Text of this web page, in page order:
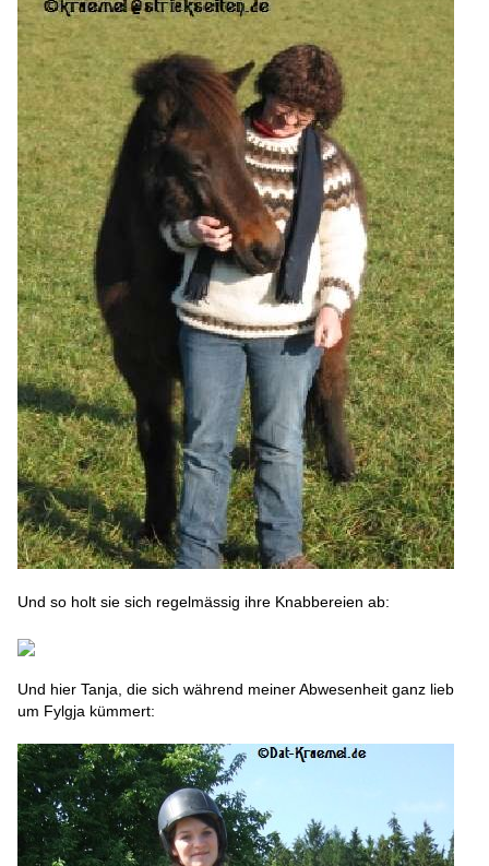
Und so holt sie sich regelmässig ihre Knabbereien ab:
Und hier Tanja, die sich während meiner Abwesenheit ganz lieb
um Fylgja kümmert: